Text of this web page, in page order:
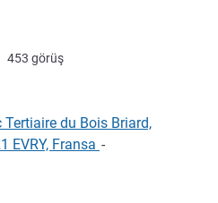
Puanlama)
453 görüş
Tertiaire du Bois Briard,
EVRY, Fransa -